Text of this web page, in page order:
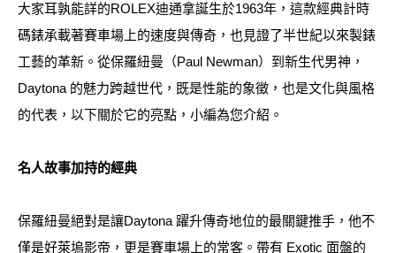
大家耳孰能詳的ROLEX迪通拿誕生於1963年，這款經典計時
碼錶承載著賽車場上的速度與傳奇，也見證了半世紀以來製錶
工藝的革新。從保羅紐曼（Paul Newman）到新生代男神，
Daytona 的魅力跨越世代，既是性能的象徵，也是文化與風格
的代表，以下關於它的亮點，小編為您介紹。
名人故事加持的經典
保羅紐曼絕對是讓Daytona 躍升傳奇地位的最關鍵推手，他不
僅是好萊塢影帝，更是賽車場上的常客。帶有 Exotic 面盤的